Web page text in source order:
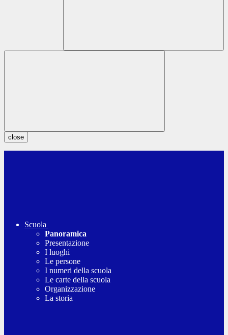
close
Scuola
Panoramica
Presentazione
I luoghi
Le persone
I numeri della scuola
Le carte della scuola
Organizzazione
La storia